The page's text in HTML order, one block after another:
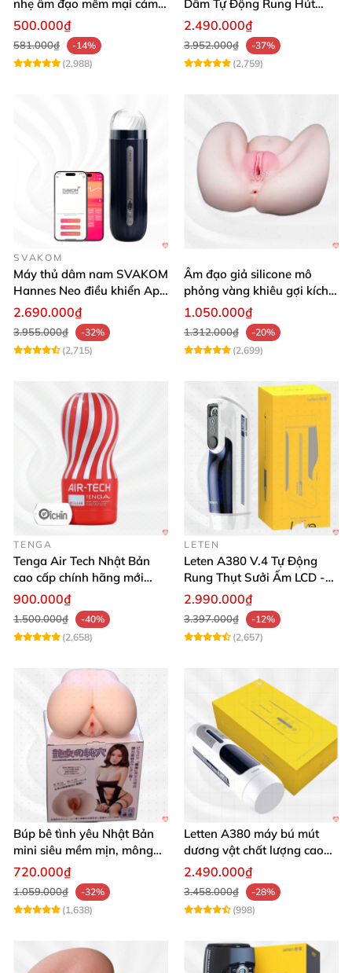
nhẹ âm đạo mềm mại cảm
giác thật
500.000₫
581.000₫
-14%
(2,988)
Dâm Tự Động Rung Hút
App Điều Khiển Xa
2.490.000₫
3.952.000₫
-37%
(2,759)
SVAKOM
Máy thủ dâm nam SVAKOM
Hannes Neo điều khiển App
tương tác
2.690.000₫
3.955.000₫
-32%
(2,715)
Âm đạo giả silicone mô
phỏng vàng khiêu gợi kích
thích mua
1.050.000₫
1.312.000₫
-20%
(2,699)
TENGA
Tenga Air Tech Nhật Bản
cao cấp chính hãng mới
seal giá tốt
900.000₫
1.500.000₫
-40%
(2,658)
LETEN
Leten A380 V.4 Tự Động
Rung Thụt Sưởi Ấm LCD -
Mua Ngay
2.990.000₫
3.397.000₫
-12%
(2,657)
Búp bê tình yêu Nhật Bản
mini siêu mềm mịn, mông
tròn quyến rũ
720.000₫
1.059.000₫
-32%
(1,638)
Letten A380 máy bú mút
dương vật chất lượng cao
giá tốt
2.490.000₫
3.458.000₫
-28%
(998)